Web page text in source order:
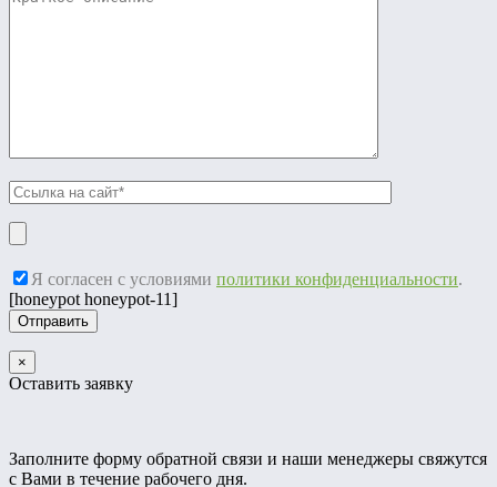
Я согласен с условиями политики конфиденциальности.
[honeypot honeypot-11]
×
Оставить заявку
Заполните форму обратной связи и наши менеджеры свяжутся
с Вами в течение рабочего дня.